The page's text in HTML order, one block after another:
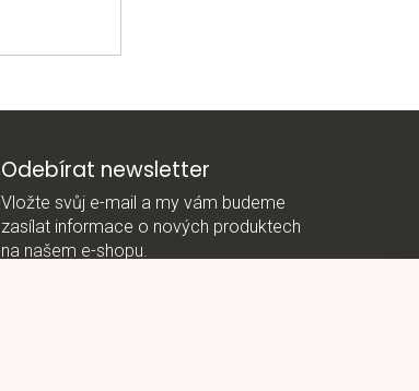
Odebírat newsletter
Vložte svůj e-mail a my vám budeme
zasílat informace o nových produktech
na našem e-shopu.